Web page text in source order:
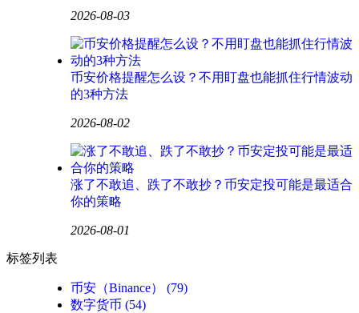
2026-08-03
币安价格提醒怎么设？不用盯盘也能抓住行情波动
的3种方法
2026-08-02
涨了不敢追、跌了不敢抄？币安定投可能是最适合
你的策略
2026-08-01
标签列表
币安（Binance）
(79)
数字货币 (54)